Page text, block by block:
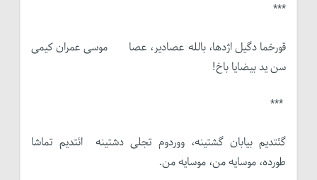
***
قورخما دگیل اژدها، بالله عصادیر، عصا موسی عمران کیمی
سن ید بیضایا باخ!
***
گئتدیم بیابان گشتینه، ووردوم تجلی دشتینه ائتدیم تماشا
طورده، موسایه من، موسایه من.